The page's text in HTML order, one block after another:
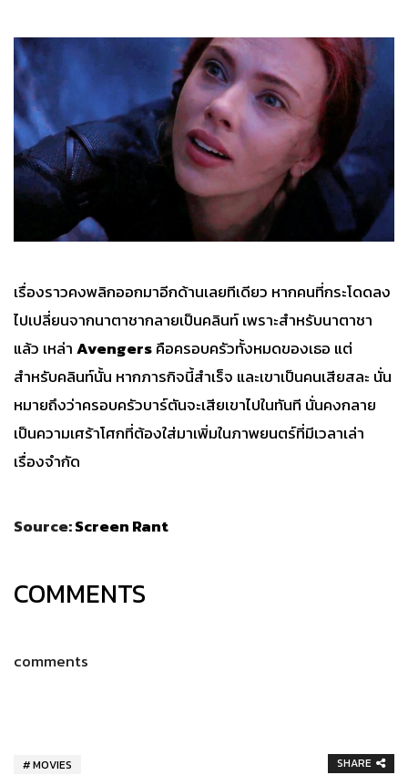
เรื่องราวคงพลิกออกมาอีกด้านเลยทีเดียว หากคนที่กระโดดลง
ไปเปลี่ยนจากนาตาชากลายเป็นคลินท์ เพราะสำหรับนาตาชา
แล้ว เหล่าAvengersคือครอบครัวทั้งหมดของเธอ แต่
สำหรับคลินท์นั้น หากภารกิจนี้สำเร็จ และเขาเป็นคนเสียสละ นั่น
หมายถึงว่าครอบครัวบาร์ตันจะเสียเขาไปในทันที นั่นคงกลาย
เป็นความเศร้าโศกที่ต้องใส่มาเพิ่มในภาพยนตร์ที่มีเวลาเล่า
เรื่องจำกัด
Source:Screen Rant
COMMENTS
comments
MOVIES SHARE